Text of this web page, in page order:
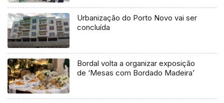
Urbanização do Porto Novo vai ser
concluída
Bordal volta a organizar exposição
de ‘Mesas com Bordado Madeira’